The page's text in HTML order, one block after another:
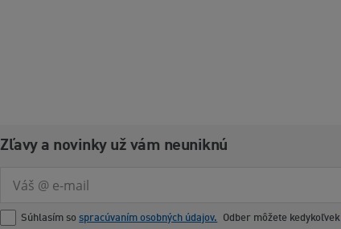
Zľavy a novinky už vám neuniknú
Súhlasím so spracúvaním osobných údajov. Odber môžete kedykoľvek